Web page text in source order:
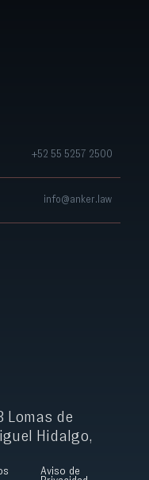
+52 55 5257 2500
info@anker.law
Lomas de
Hidalgo,
Aviso de